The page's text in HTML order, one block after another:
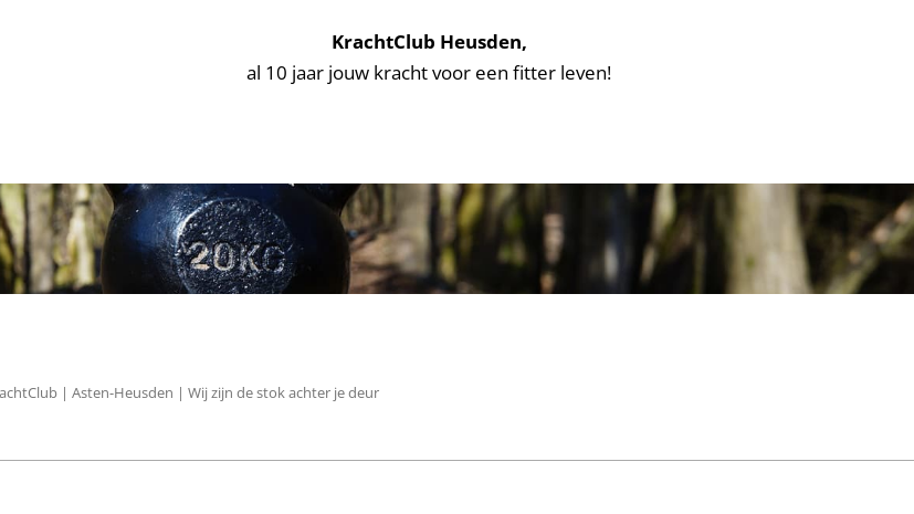
KrachtClub Heusden,
al 10 jaar jouw kracht voor een fitter leven!
| Asten-Heusden | Wij zijn de stok achter je deur